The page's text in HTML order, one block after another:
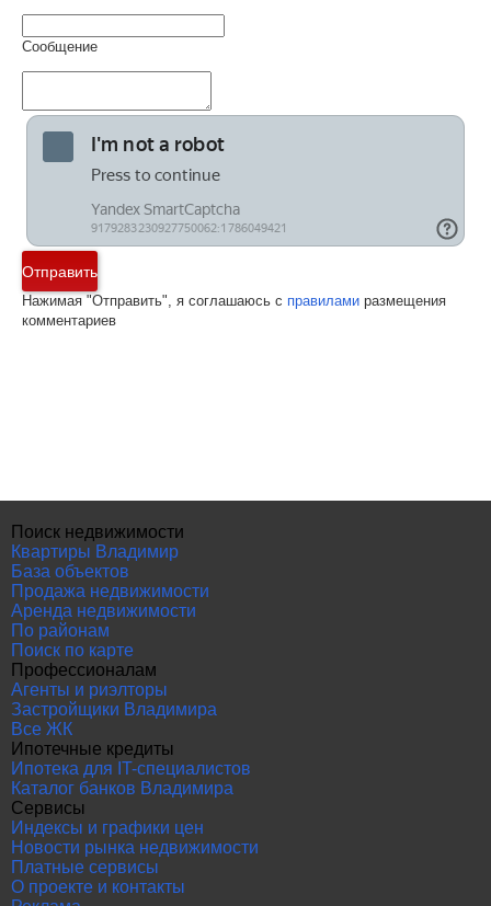
Сообщение
Отправить
Нажимая "Отправить", я соглашаюсь с правилами размещения
комментариев
Поиск недвижимости
Квартиры Владимир
База объектов
Продажа недвижимости
Аренда недвижимости
По районам
Поиск по карте
Профессионалам
Агенты и риэлторы
Застройщики Владимира
Все ЖК
Ипотечные кредиты
Ипотека для IT-специалистов
Каталог банков Владимира
Сервисы
Индексы и графики цен
Новости рынка недвижимости
Платные сервисы
О проекте и контакты